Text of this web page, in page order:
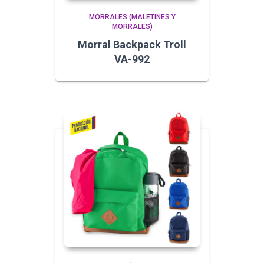
MORRALES (MALETINES Y
MORRALES)
Morral Backpack Troll
VA-992